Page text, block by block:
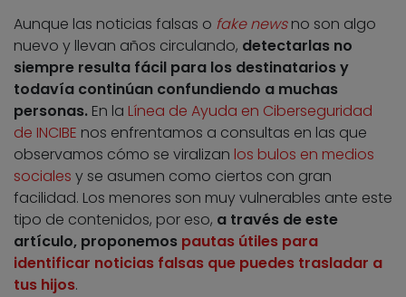
Aunque las noticias falsas o fake newsno son algo
nuevo y llevan años circulando, detectarlas no
siempre resulta fácil para los destinatarios y
todavía continúan confundiendo a muchas
personas. En la Línea de Ayuda en Ciberseguridad
de INCIBE nos enfrentamos a consultas en las que
observamos cómo se viralizan los bulos en medios
sociales y se asumen como ciertos con gran
facilidad. Los menores son muy vulnerables ante este
tipo de contenidos, por eso, a través de este
artículo, proponemos pautas útiles para
identificar noticias falsas que puedes trasladar a
tus hijos.